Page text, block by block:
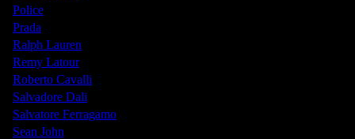
Police
Prada
Ralph Lauren
Remy Latour
Roberto Cavalli
Salvadore Dali
Salvatore Ferragamo
Sean John